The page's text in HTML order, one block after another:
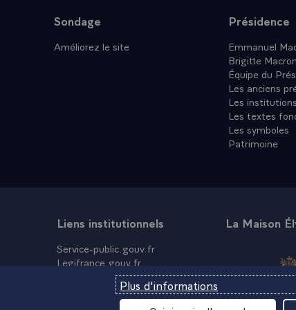
Sondage
Améliorez le site
Présidence
Emmanuel
Brigitte Macron
Équipe du
Les anciens
Les institutions
Les textes
Les symboles
Patrimoine
Liens institutionnels
Service-public.gouv.fr
Legifrance.gouv.fr
La Maison
Plus d'informations